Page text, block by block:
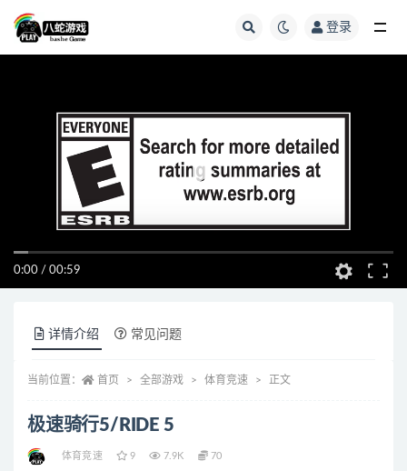
登录
0:00 / 00:59
详情介绍 常见问题
当前位置： 首页 全部游戏 体育竞速 正文
极速骑行5/RIDE 5
体育竞速 9 7.9K 70